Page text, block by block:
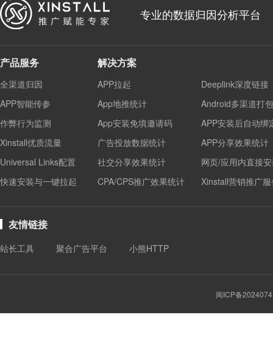
专业的数据归因分析平台
产品服务
全渠道归因
APP智能传参
作弊行为监测
Xinstall优质流量
Universal Links配置
快速安装与一键拉起
解决方案
APP拉起
Deeplink深度链接
App地推统计
Android多渠道打包
App安装免填邀请码
APP安装后自动绑
广告投放数据统计
APP分享效果统计
社交分享效果统计
网页/应用内直接
CPA/CPS推广效果统计
Xinstall营销推广
友情链接
站长工具 聚合广告平台 小熊HTTP
闽ICP备